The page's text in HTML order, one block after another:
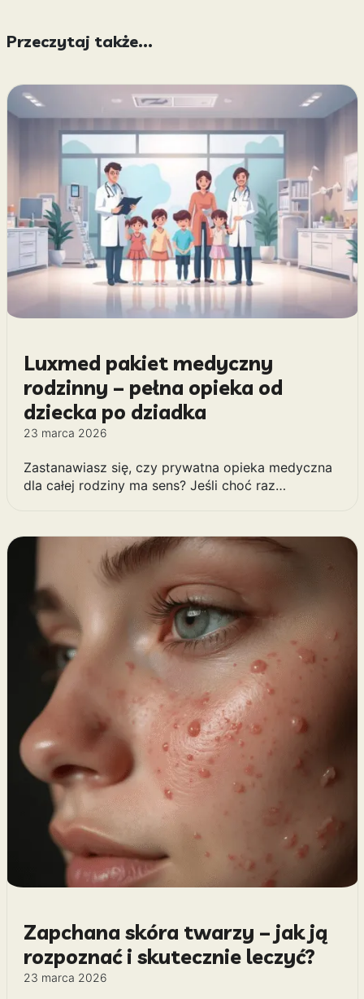
Przeczytaj także...
Luxmed pakiet medyczny
rodzinny – pełna opieka od
dziecka po dziadka
23 marca 2026
Zastanawiasz się, czy prywatna opieka medyczna
dla całej rodziny ma sens? Jeśli choć raz…
Zapchana skóra twarzy – jak ją
rozpoznać i skutecznie leczyć?
23 marca 2026